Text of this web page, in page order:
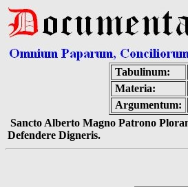
Tabulinum:
Materia:
Argumentum:
Sancto Alberto Magno Patrono
Defendere Digneris.